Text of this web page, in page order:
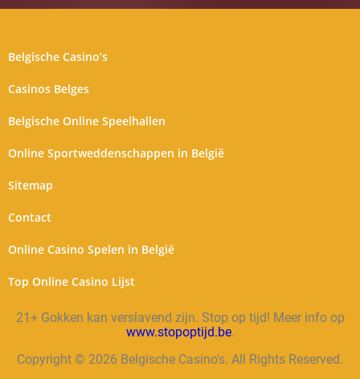
Belgische Casino’s
Casinos Belges
Belgische Online Speelhallen
Online Sportweddenschappen in België
Sitemap
Contact
Online Casino Spelen in België
Top Online Casino Lijst
21+ Gokken kan verslavend zijn. Stop op tijd! Meer info op
www.stopoptijd.be.
Copyright © 2026 Belgische Casino’s. All Rights Reserved.